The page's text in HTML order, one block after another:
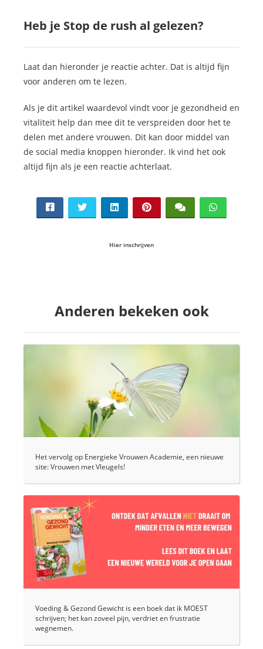
Heb je Stop de rush al gelezen?
Laat dan hieronder je reactie achter. Dat is altijd fijn
voor anderen om te lezen.
Als je dit artikel waardevol vindt voor je gezondheid en
vitaliteit help dan mee dit te verspreiden door het te
delen met andere vrouwen. Dit kan door middel van
de social media knoppen hieronder. Ik vind het ook
altijd fijn als je een reactie achterlaat.
Hier inschrijven
Anderen bekeken ook
Het vervolg op Energieke Vrouwen Academie, een nieuwe
site: Vrouwen met Vleugels!
Voeding & Gezond Gewicht is een boek dat ik MOEST
schrijven; het kan zoveel pijn, verdriet en frustratie
wegnemen.